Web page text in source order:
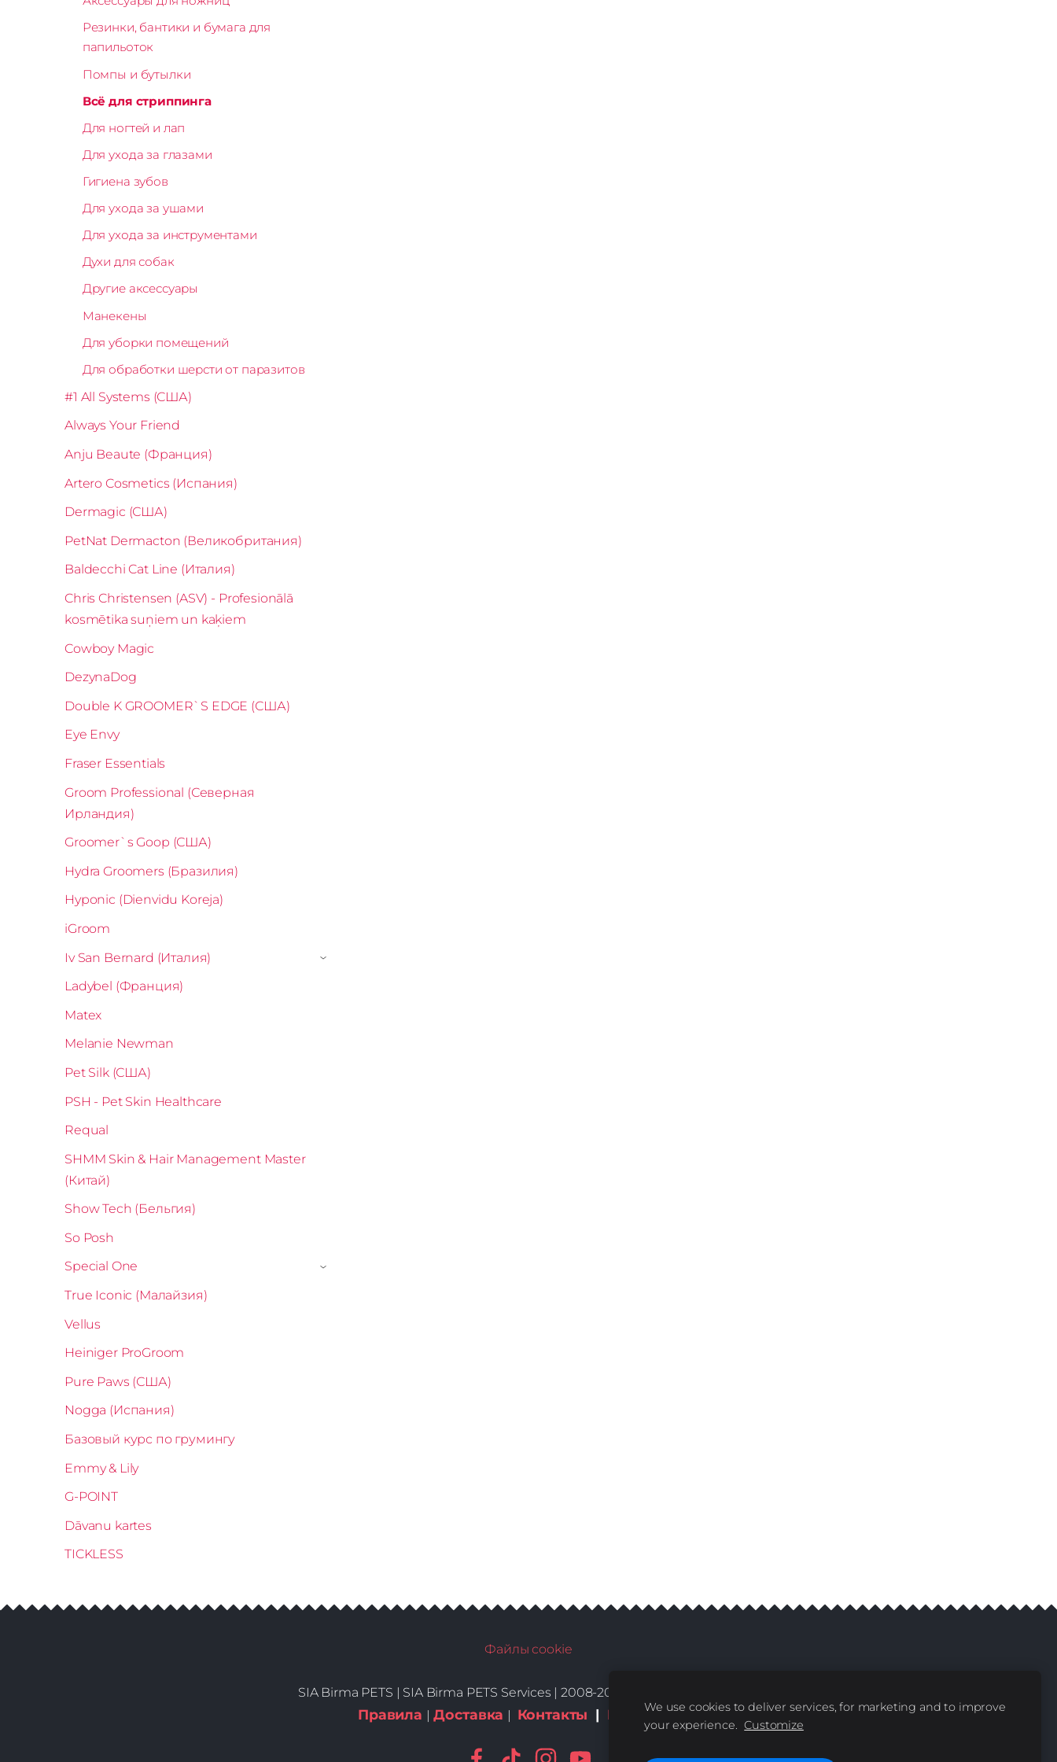
Резинки, бантики и бумага для
папильоток
Помпы и бутылки
Всё для стриппинга
Для ногтей и лап
Для ухода за глазами
Гигиена зубов
Для ухода за ушами
Для ухода за инструментами
Духи для собак
Другие аксессуары
Манекены
Для уборки помещений
Для обработки шерсти от паразитов
#1 All Systems (США)
Always Your Friend
Anju Beaute (Франция)
Artero Cosmetics (Испания)
Dermagic (США)
PetNat Dermacton (Великобритания)
Baldecchi Cat Line (Италия)
Chris Christensen (ASV) - Profesionālā
kosmētika suņiem un kaķiem
Cowboy Magic
DezynaDog
Double K GROOMER`S EDGE (США)
Eye Envy
Fraser Essentials
Groom Professional (Северная
Ирландия)
Groomer`s Goop (США)
Hydra Groomers (Бразилия)
Hyponic (Dienvidu Koreja)
iGroom
Iv San Bernard (Италия)
›
Ladybel (Франция)
Matex
Melanie Newman
Pet Silk (США)
PSH - Pet Skin Healthcare
Requal
SHMM Skin & Hair Management Master
(Китай)
Show Tech (Бельгия)
So Posh
Special One
›
True Iconic (Малайзия)
Vellus
Heiniger ProGroom
Pure Paws (США)
Nogga (Испания)
Базовый курс по грумингу
Emmy & Lily
G-POINT
Dāvanu kartes
TICKLESS
Файлы cookie
SIA Birma PETS | SIA Birma PETS Services | 2008-2026 | All Rights Reserved
Правила | Доставка | Контакты | Куки-файлы
We use cookies to deliver services, for marketing and to improve
your experience. Customize